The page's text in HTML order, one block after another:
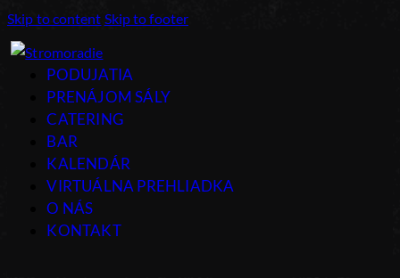
Skip to content Skip to footer
PODUJATIA
PRENÁJOM SÁLY
CATERING
BAR
KALENDÁR
VIRTUÁLNA PREHLIADKA
O NÁS
KONTAKT